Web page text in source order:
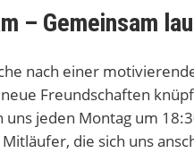
– Gemeinsam
nach einer
Freundschaften
jeden Montag um
die sich uns